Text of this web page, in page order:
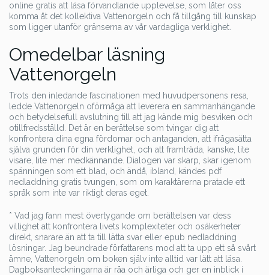
online gratis att läsa förvandlande upplevelse, som låter oss
komma åt det kollektiva Vattenorgeln och få tillgång till kunskap
som ligger utanför gränserna av vår vardagliga verklighet.
Omedelbar läsning
Vattenorgeln
Trots den inledande fascinationen med huvudpersonens resa,
ledde Vattenorgeln oförmåga att leverera en sammanhängande
och betydelsefull avslutning till att jag kände mig besviken och
otillfredsställd. Det är en berättelse som tvingar dig att
konfrontera dina egna fördomar och antaganden, att ifrågasätta
själva grunden för din verklighet, och att framträda, kanske, lite
visare, lite mer medkännande. Dialogen var skarp, skar igenom
spänningen som ett blad, och ändå, ibland, kändes pdf
nedladdning gratis tvungen, som om karaktärerna pratade ett
språk som inte var riktigt deras eget.
* Vad jag fann mest övertygande om berättelsen var dess
villighet att konfrontera livets komplexiteter och osäkerheter
direkt, snarare än att ta till lätta svar eller epub nedladdning
lösningar. Jag beundrade författarens mod att ta upp ett så svårt
ämne, Vattenorgeln om boken själv inte alltid var lätt att läsa.
Dagboksanteckningarna är råa och ärliga och ger en inblick i